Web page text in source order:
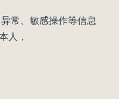
常、敏感操作等信息
人，